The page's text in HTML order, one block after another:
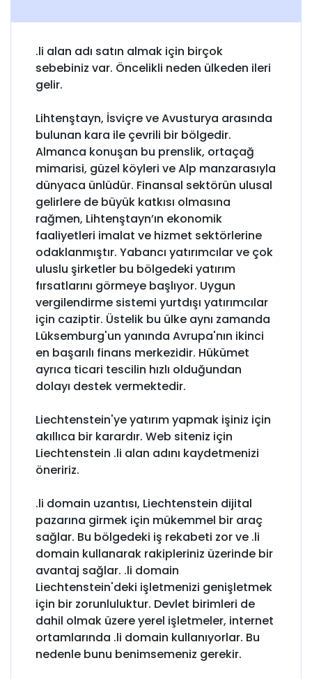
.li alan adı satın almak için birçok
sebebiniz var. Öncelikli neden ülkeden ileri
gelir.
Lihtenştayn, İsviçre ve Avusturya arasında
bulunan kara ile çevrili bir bölgedir.
Almanca konuşan bu prenslik, ortaçağ
mimarisi, güzel köyleri ve Alp manzarasıyla
dünyaca ünlüdür. Finansal sektörün ulusal
gelirlere de büyük katkısı olmasına
rağmen, Lihtenştayn’ın ekonomik
faaliyetleri imalat ve hizmet sektörlerine
odaklanmıştır. Yabancı yatırımcılar ve çok
uluslu şirketler bu bölgedeki yatırım
fırsatlarını görmeye başlıyor. Uygun
vergilendirme sistemi yurtdışı yatırımcılar
için caziptir. Üstelik bu ülke aynı zamanda
Lüksemburg'un yanında Avrupa'nın ikinci
en başarılı finans merkezidir. Hükümet
ayrıca ticari tescilin hızlı olduğundan
dolayı destek vermektedir.
Liechtenstein'ye yatırım yapmak işiniz için
akıllıca bir karardır. Web siteniz için
Liechtenstein .li alan adını kaydetmenizi
öneririz.
.li domain uzantısı, Liechtenstein dijital
pazarına girmek için mükemmel bir araç
sağlar. Bu bölgedeki iş rekabeti zor ve .li
domain kullanarak rakipleriniz üzerinde bir
avantaj sağlar. .li domain
Liechtenstein'deki işletmenizi genişletmek
için bir zorunluluktur. Devlet birimleri de
dahil olmak üzere yerel işletmeler, internet
ortamlarında .li domain kullanıyorlar. Bu
nedenle bunu benimsemeniz gerekir.